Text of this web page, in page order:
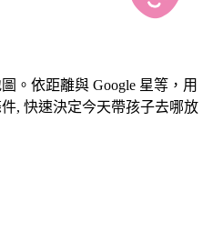
。依距離與 Google 星等，用
, 快速決定今天帶孩子去哪放